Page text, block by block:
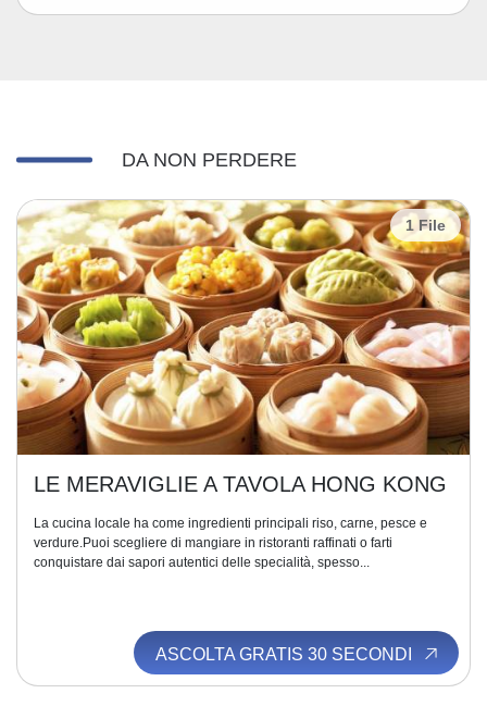
DA NON PERDERE
1 File
LE MERAVIGLIE A TAVOLA HONG KONG
La cucina locale ha come ingredienti principali riso, carne, pesce e
verdure.Puoi scegliere di mangiare in ristoranti raffinati o farti
conquistare dai sapori autentici delle specialità, spesso...
ASCOLTA GRATIS 30 SECONDI